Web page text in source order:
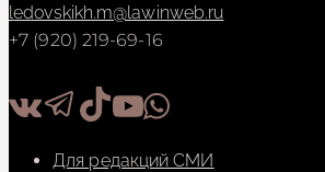
ledovskikh.m@lawinweb.ru
+7 (920) 219-69-16
Для редакций СМИ